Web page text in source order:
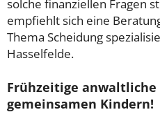
solche finanziellen Fragen
empfiehlt sich eine
Thema Scheidung
Hasselfelde.
Frühzeitige anwaltliche
gemeinsamen Kindern!